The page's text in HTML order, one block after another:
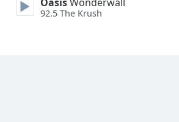
92.5 The Krush